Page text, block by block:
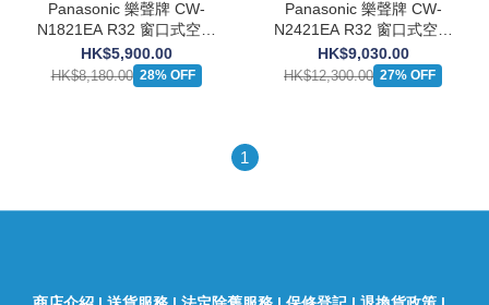
Panasonic 樂聲牌 CW-
N1821EA R32 窗口式空調
機 ( 2 匹)
HK$5,900.00
HK$8,180.00 28% OFF
Panasonic 樂聲牌 CW-
N2421EA R32 窗口式空調
機 ( 2.5 匹)
HK$9,030.00
HK$12,300.00 27% OFF
1